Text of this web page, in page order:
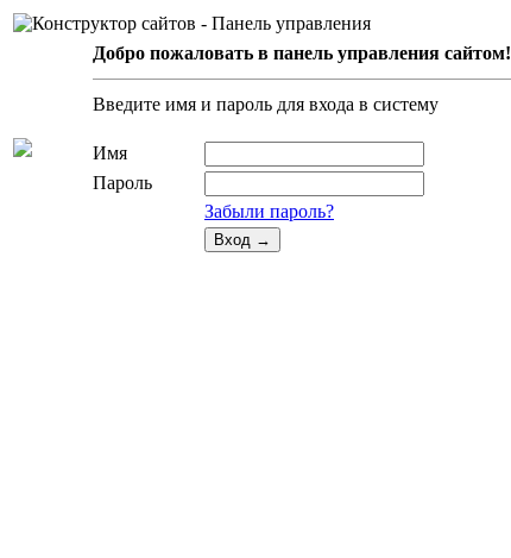
Добро пожаловать в панель управления сайтом!
Введите имя и пароль для входа в систему
Имя
Пароль
Забыли пароль?